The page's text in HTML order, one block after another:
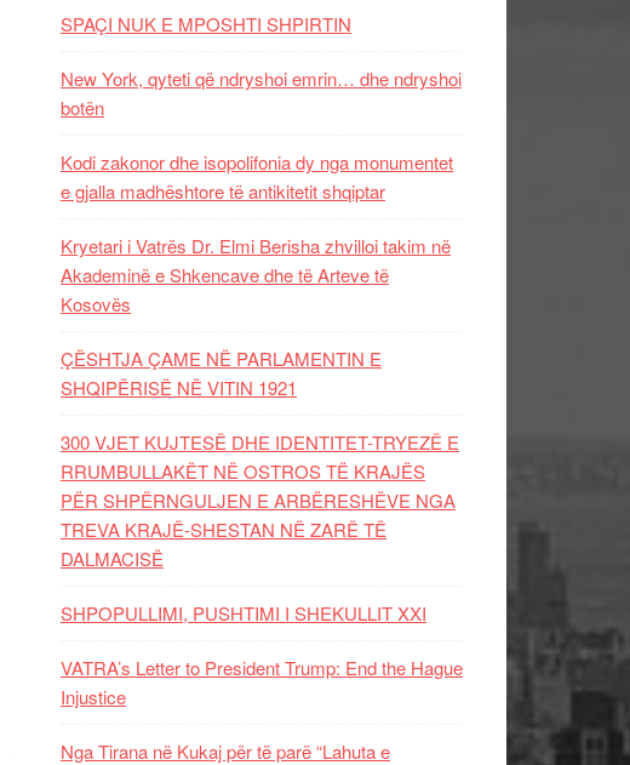
SPAÇI NUK E MPOSHTI SHPIRTIN
New York, qyteti që ndryshoi emrin… dhe ndryshoi
botën
Kodi zakonor dhe isopolifonia dy nga monumentet
e gjalla madhështore të antikitetit shqiptar
Kryetari i Vatrës Dr. Elmi Berisha zhvilloi takim në
Akademinë e Shkencave dhe të Arteve të
Kosovës
ÇËSHTJA ÇAME NË PARLAMENTIN E
SHQIPËRISË NË VITIN 1921
300 VJET KUJTESË DHE IDENTITET-TRYEZË E
RRUMBULLAKËT NË OSTROS TË KRAJËS
PËR SHPËRNGULJEN E ARBËRESHËVE NGA
TREVA KRAJË-SHESTAN NË ZARË TË
DALMACISË
SHPOPULLIMI, PUSHTIMI I SHEKULLIT XXI
VATRA’s Letter to President Trump: End the Hague
Injustice
Nga Tirana në Kukaj për të parë “Lahuta e